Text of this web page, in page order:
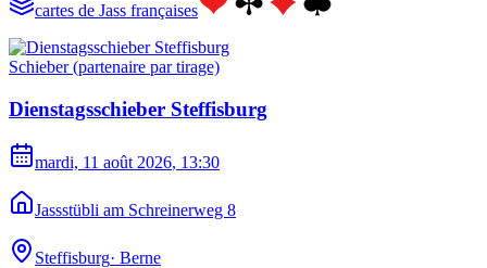
cartes de Jass françaises
Schieber (partenaire par tirage)
Dienstagsschieber Steffisburg
mardi, 11 août 2026, 13:30
Jassstübli am Schreinerweg 8
Steffisburg· Berne